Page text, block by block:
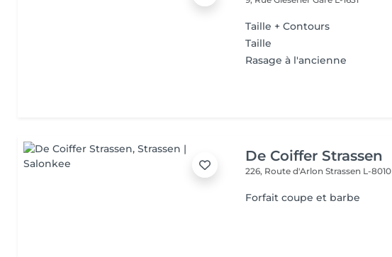
Taille + Contours
Taille
Rasage à l'ancienne
De Coiffer Strassen
226, Route d'ArlonStrassen L-8010
Forfait coupe et barbe